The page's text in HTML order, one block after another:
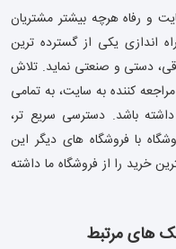
و رفاه هرچه بیشتر مشتریان
اندازی یکی از گسترده ترین
دستی و صنعتی نماید. تلاش
کننده به سایت، به تمامی
باشد. دسترسی سریع تر،
با فروشگاه های دیگر این
خرید را از فروشگاه ما داشته
های مرتبط